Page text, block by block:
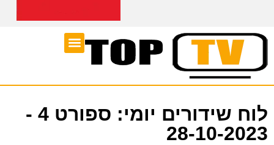
לוח שידורים יומי: ספורט 4 -
28-10-2023